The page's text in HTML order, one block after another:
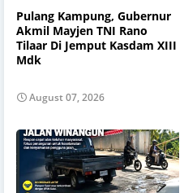
Pulang Kampung, Gubernur
Akmil Mayjen TNI Rano
Tilaar Di Jemput Kasdam XIII
Mdk
August 07, 2026